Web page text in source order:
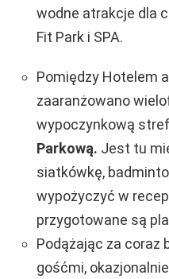
wodne atrakcje dla
Fit Park i SPA.
Pomiędzy Hotelem
zaaranżowano
wypoczynkową
Parkową. Jest tu
siatkówkę,
wypożyczyć w
przygotowane są
Podążając za coraz
gośćmi,